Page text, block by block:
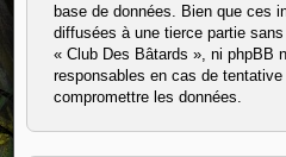
base de données. Bien que ces
diffusées à une tierce partie
« Club Des Bâtards », ni phpBB
responsables en cas de
compromettre les données.